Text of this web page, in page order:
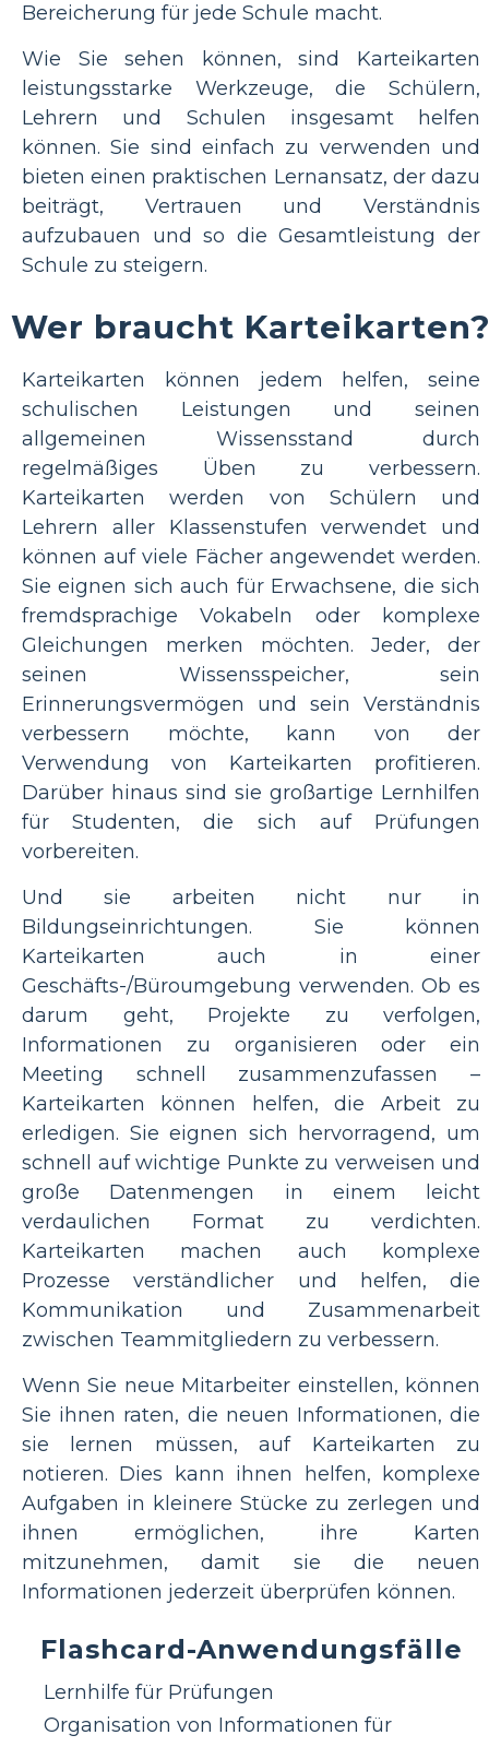
Bereicherung für jede Schule macht.
Wie Sie sehen können, sind Karteikarten
leistungsstarke Werkzeuge, die Schülern,
Lehrern und Schulen insgesamt helfen
können. Sie sind einfach zu verwenden und
bieten einen praktischen Lernansatz, der dazu
beiträgt, Vertrauen und Verständnis
aufzubauen und so die Gesamtleistung der
Schule zu steigern.
Wer braucht
Karteikarten können jedem helfen, seine
schulischen Leistungen und seinen
allgemeinen Wissensstand durch
regelmäßiges Üben zu verbessern.
Karteikarten werden von Schülern und
Lehrern aller Klassenstufen verwendet und
können auf viele Fächer angewendet werden.
Sie eignen sich auch für Erwachsene, die sich
fremdsprachige Vokabeln oder komplexe
Gleichungen merken möchten. Jeder, der
seinen Wissensspeicher, sein
Erinnerungsvermögen und sein Verständnis
verbessern möchte, kann von der
Verwendung von Karteikarten profitieren.
Darüber hinaus sind sie großartige Lernhilfen
für Studenten, die sich auf Prüfungen
vorbereiten.
Und sie arbeiten nicht nur in
Bildungseinrichtungen. Sie können
Karteikarten auch in einer
Geschäfts-/Büroumgebung verwenden. Ob es
darum geht, Projekte zu verfolgen,
Informationen zu organisieren oder ein
Meeting schnell zusammenzufassen –
Karteikarten können helfen, die Arbeit zu
erledigen. Sie eignen sich hervorragend, um
schnell auf wichtige Punkte zu verweisen und
große Datenmengen in einem leicht
verdaulichen Format zu verdichten.
Karteikarten machen auch komplexe
Prozesse verständlicher und helfen, die
Kommunikation und Zusammenarbeit
zwischen Teammitgliedern zu verbessern.
Wenn Sie neue Mitarbeiter einstellen, können
Sie ihnen raten, die neuen Informationen, die
sie lernen müssen, auf Karteikarten zu
notieren. Dies kann ihnen helfen, komplexe
Aufgaben in kleinere Stücke zu zerlegen und
ihnen ermöglichen, ihre Karten
mitzunehmen, damit sie die neuen
Informationen jederzeit überprüfen können.
Flashcard-Anwendungsfälle
Lernhilfe für Prüfungen
Organisation von Informationen für